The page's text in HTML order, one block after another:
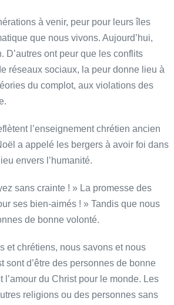
à venir, peur pour leurs îles
que nous vivons. Aujourd’hui,
D’autres ont peur que les conflits
réseaux sociaux, la peur donne lieu à
du complot, aux violations des
l’enseignement chrétien ancien
a appelé les bergers à avoir foi dans
envers l’humanité.
sans crainte ! » La promesse des
ses bien-aimés ! » Tandis que nous
de bonne volonté.
et chrétiens, nous savons et nous
d’être des personnes de bonne
du Christ pour le monde. Les
religions ou des personnes sans